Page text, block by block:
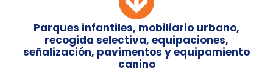
Parques infantiles, mobiliario urbano,
recogida selectiva, equipaciones,
señalización, pavimentos y equipamiento
canino